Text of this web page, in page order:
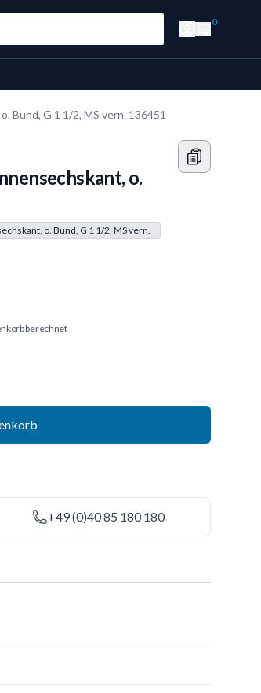
0
Bund, G 1 1/2, MS vern. 136451
o.
o. Bund, G 1 1/2, MS vern.
berechnet
+49 (0)40 85 180 180